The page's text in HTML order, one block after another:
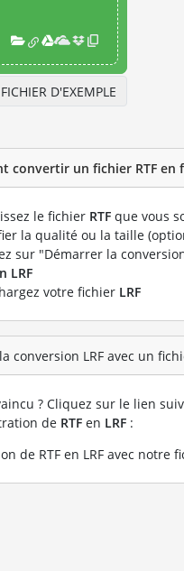
D'EXEMPLE
convertir un fichier RTF en
le fichier RTF que vous
la qualité ou la taille
sur "Démarrer la
LRF
votre fichier LRF
conversion LRF avec un
? Cliquez sur le lien
de RTF en LRF :
de RTF en LRF avec notre